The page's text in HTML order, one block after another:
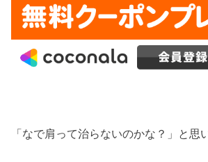
「なで肩って治らないのかな？」と思